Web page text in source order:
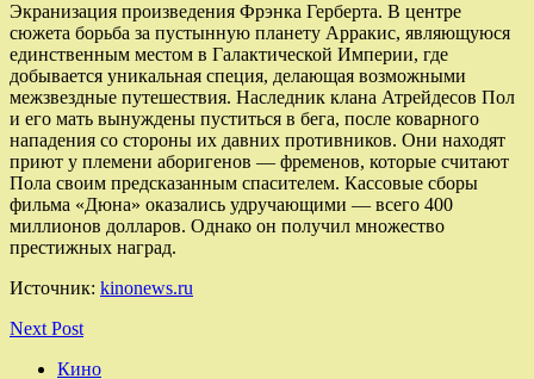
Экранизация произведения Фрэнка Герберта. В центре
сюжета борьба за пустынную планету Арракис, являющуюся
единственным местом в Галактической Империи, где
добывается уникальная специя, делающая возможными
межзвездные путешествия. Наследник клана Атрейдесов Пол
и его мать вынуждены пуститься в бега, после коварного
нападения со стороны их давних противников. Они находят
приют у племени аборигенов — фременов, которые считают
Пола своим предсказанным спасителем. Кассовые сборы
фильма «Дюна» оказались удручающими — всего 400
миллионов долларов. Однако он получил множество
престижных наград.
Источник: kinonews.ru
Next Post
Кино